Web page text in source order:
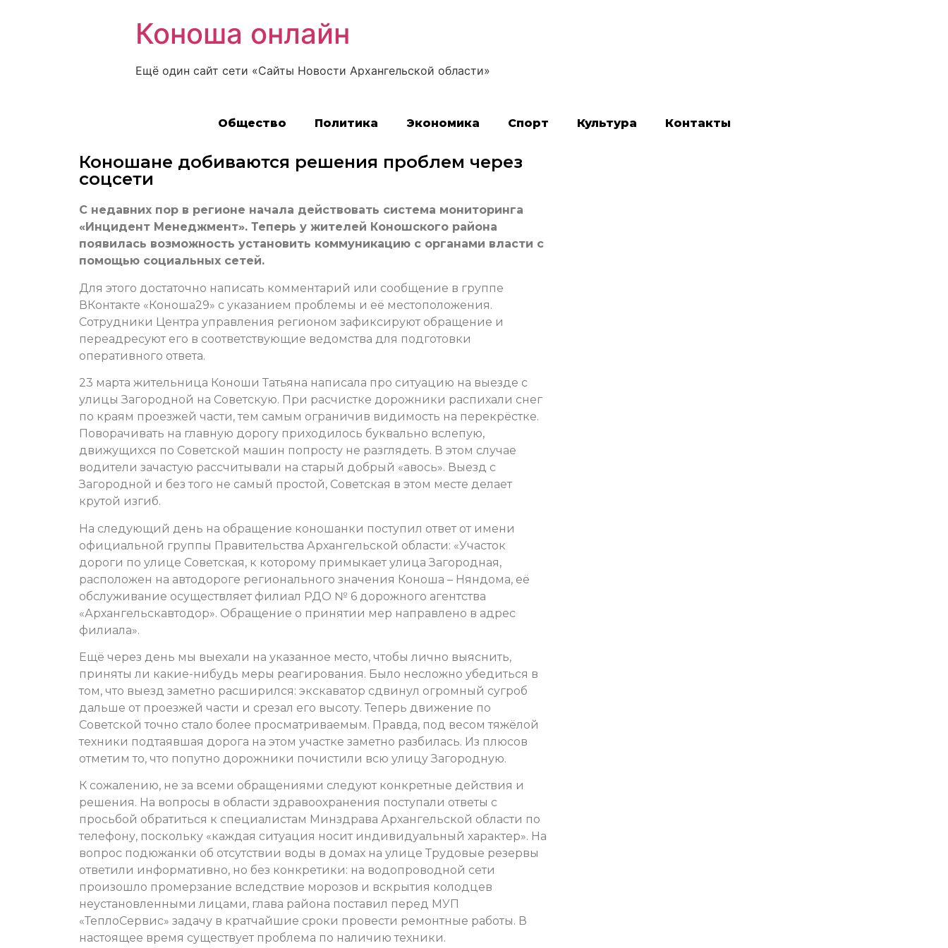
Коноша онлайн
Ещё один сайт сети «Сайты Новости Архангельской области»
Общество Политика Экономика Спорт Культура Контакты
Коношане добиваются решения проблем через
соцсети
С недавних пор в регионе начала действовать система мониторинга
«Инцидент Менеджмент». Теперь у жителей Коношского района
появилась возможность установить коммуникацию с органами власти с
помощью социальных сетей.
Для этого достаточно написать комментарий или сообщение в группе
ВКонтакте «Коноша29» с указанием проблемы и её местоположения.
Сотрудники Центра управления регионом зафиксируют обращение и
переадресуют его в соответствующие ведомства для подготовки
оперативного ответа.
23 марта жительница Коноши Татьяна написала про ситуацию на выезде с
улицы Загородной на Советскую. При расчистке дорожники распихали снег
по краям проезжей части, тем самым ограничив видимость на перекрёстке.
Поворачивать на главную дорогу приходилось буквально вслепую,
движущихся по Советской машин попросту не разглядеть. В этом случае
водители зачастую рассчитывали на старый добрый «авось». Выезд с
Загородной и без того не самый простой, Советская в этом месте делает
крутой изгиб.
На следующий день на обращение коношанки поступил ответ от имени
официальной группы Правительства Архангельской области: «Участок
дороги по улице Советская, к которому примыкает улица Загородная,
расположен на автодороге регионального значения Коноша – Няндома, её
обслуживание осуществляет филиал РДО № 6 дорожного агентства
«Архангельскавтодор». Обращение о принятии мер направлено в адрес
филиала».
Ещё через день мы выехали на указанное место, чтобы лично выяснить,
приняты ли какие-нибудь меры реагирования. Было несложно убедиться в
том, что выезд заметно расширился: экскаватор сдвинул огромный сугроб
дальше от проезжей части и срезал его высоту. Теперь движение по
Советской точно стало более просматриваемым. Правда, под весом тяжёлой
техники подтаявшая дорога на этом участке заметно разбилась. Из плюсов
отметим то, что попутно дорожники почистили всю улицу Загородную.
К сожалению, не за всеми обращениями следуют конкретные действия и
решения. На вопросы в области здравоохранения поступали ответы с
просьбой обратиться к специалистам Минздрава Архангельской области по
телефону, поскольку «каждая ситуация носит индивидуальный характер». На
вопрос подюжанки об отсутствии воды в домах на улице Трудовые резервы
ответили информативно, но без конкретики: на водопроводной сети
произошло промерзание вследствие морозов и вскрытия колодцев
неустановленными лицами, глава района поставил перед МУП
«ТеплоСервис» задачу в кратчайшие сроки провести ремонтные работы. В
настоящее время существует проблема по наличию техники.